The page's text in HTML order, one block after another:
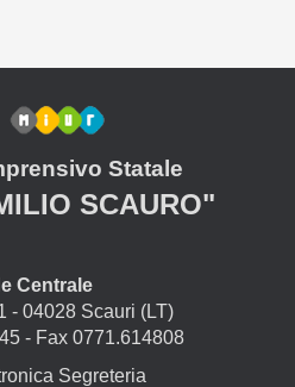
Statale
SCAURO"
Centrale
- 04028 Scauri (LT)
- Fax 0771.614808
Segreteria